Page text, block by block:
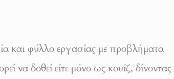
και φύλλο εργασίας με προβλήματα
να δοθεί είτε μόνο ως κουίζ, δίνοντας